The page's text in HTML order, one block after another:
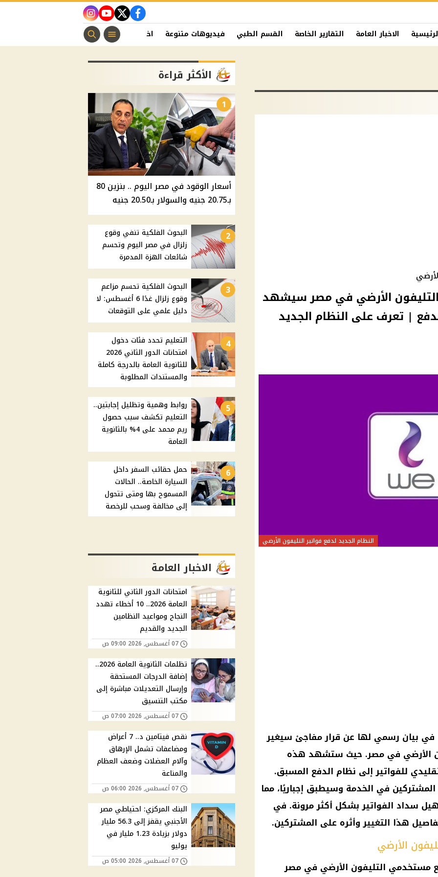
facebook
twitter
youtube
instagram
الاخبار العامة التقارير الخاصة القسم الطبي فيديوهات متنوعة اخبار الفن منوعات مسيحية
الأرضي في مصر سيشهد
| تعرف على النظام الجديد
النظام الجديد لدفع فواتير التليفون الأرضي
في بيان رسمي لها عن قرار مفاجئ سيغير
الأرضي في مصر. حيث ستشهد هذه
للفواتير إلى نظام الدفع المسبق.
في الخدمة وسيطبق إجباريًا، مما
سداد الفواتير بشكل أكثر مرونة. في
هذا التغيير وأثره على المشتركين.
الأرضي
مستخدمي التليفون الأرضي في مصر
الأكثر قراءة
1
أسعار الوقود في مصر اليوم .. بنزين 80
بـ20.75 جنيه والسولار بـ20.50 جنيه
2
البحوث الفلكية تنفي وقوع
زلزال في مصر اليوم وتحسم
شائعات الهزة المدمرة
3
البحوث الفلكية تحسم مزاعم
وقوع زلزال غدًا 6 أغسطس: لا
دليل علمي على التوقعات
4
التعليم تحدد فئات دخول
امتحانات الدور الثاني 2026
للثانوية العامة بالدرجة كاملة
والمستندات المطلوبة
5
روابط وهمية وتظليل إجابتين..
التعليم تكشف سبب حصول
ريم محمد على 4% بالثانوية
العامة
6
حمل حقائب السفر داخل
السيارة الخاصة.. الحالات
المسموح بها ومتى تتحول
إلى مخالفة وسحب للرخصة
الاخبار العامة
امتحانات الدور الثاني للثانوية
العامة 2026.. 10 أخطاء تهدد
النجاح ومواعيد النظامين
الجديد والقديم
07 أغسطس, 2026 09:00 ص
تظلمات الثانوية العامة 2026..
إضافة الدرجات المستحقة
وإرسال التعديلات مباشرة إلى
مكتب التنسيق
07 أغسطس, 2026 07:00 ص
نقص فيتامين د.. 7 أعراض
ومضاعفات تشمل الإرهاق
وآلام العضلات وضعف العظام
والمناعة
07 أغسطس, 2026 06:00 ص
البنك المركزي: احتياطي مصر
الأجنبي يقفز إلى 56.3 مليار
دولار بزيادة 1.23 مليار في
يوليو
07 أغسطس, 2026 05:00 ص